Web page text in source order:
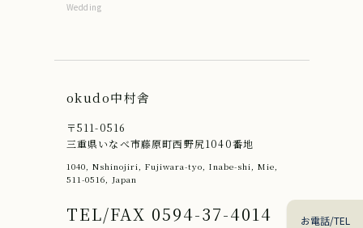
お電話/TEL
Wedding
okudo中村舎
〒511-0516
三重県いなべ市藤原町西野尻1040番地
1040, Nshinojiri, Fujiwara-tyo, Inabe-shi, Mie,
511-0516, Japan
TEL/FAX 0594-37-4014